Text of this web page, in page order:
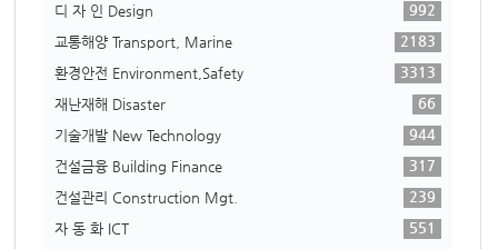
디 자 인 Design
992
교통해양 Transport, Marine
2183
환경안전 Environment,Safety
3313
재난재해 Disaster
66
기술개발 New Technology
944
건설금융 Building Finance
317
건설관리 Construction Mgt.
239
자 동 화 ICT
551